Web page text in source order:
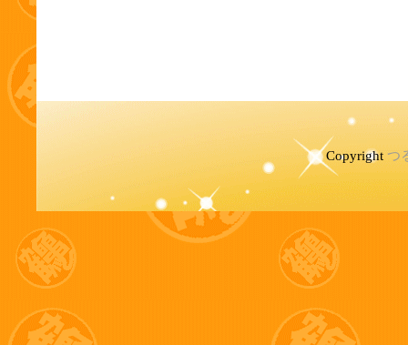
Copyrightつ